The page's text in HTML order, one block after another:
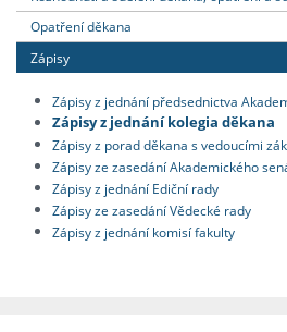
Opatření děkana
Zápisy
Zápisy z jednání předsednictva
Zápisy z jednání kolegia děkana
Zápisy z porad děkana s vedoucími
Zápisy ze zasedání Akademického
Zápisy z jednání Ediční rady
Zápisy ze zasedání Vědecké rady
Zápisy z jednání komisí fakulty